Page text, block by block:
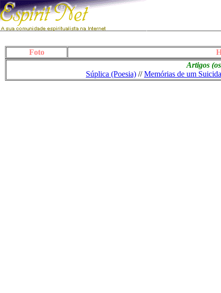
Foto
Artigos
Súplica (Poesia) //Memórias de um Suicida